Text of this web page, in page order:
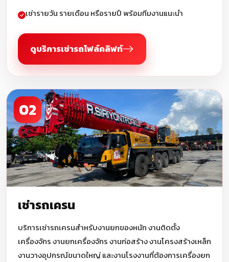
เช่ารายวัน รายเดือน หรือรายปี พร้อมทีมงานแนะนำ
ดูบริการเช่ารถโฟล์คลิฟท์
02
เช่ารถเครน
บริการเช่ารถเครนสำหรับงานยกของหนัก งานติดตั้ง
เครื่องจักร งานยกเครื่องจักร งานก่อสร้าง งานโครงสร้างเหล็ก
งานวางอุปกรณ์ขนาดใหญ่ และงานโรงงานที่ต้องการเครื่องยก